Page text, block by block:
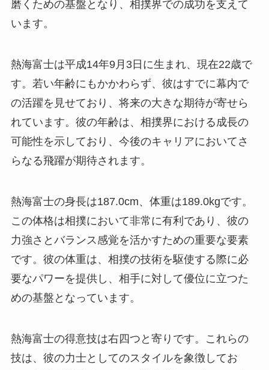
磨くための基盤となり、相撲界での成功を支えて
います。
熱海富士は平成14年9月3日に生まれ、現在22歳で
す。若い年齢にもかかわらず、彼はすでに幕内で
の活躍を見せており、将来の大きな期待が寄せら
れています。彼の年齢は、相撲界における成長の
可能性を示しており、今後のキャリアにおいてさ
らなる飛躍が期待されます。
熱海富士の身長は187.0cm、体重は189.0kgです。
この体格は相撲において非常に有利であり、彼の
力強さとバランス感覚を活かすための重要な要素
です。彼の体重は、相撲の技術を駆使する際に必
要なパワーを提供し、相手に対して優位に立つた
めの基盤となっています。
熱海富士の得意技は右四つと寄りです。これらの
技は、彼の力士としてのスタイルを象徴してお